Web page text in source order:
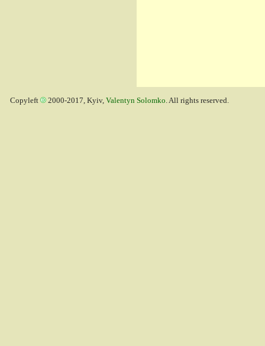
Copyleft 2000-2017, Kyiv, Valentyn Solomko. All rights reserved.